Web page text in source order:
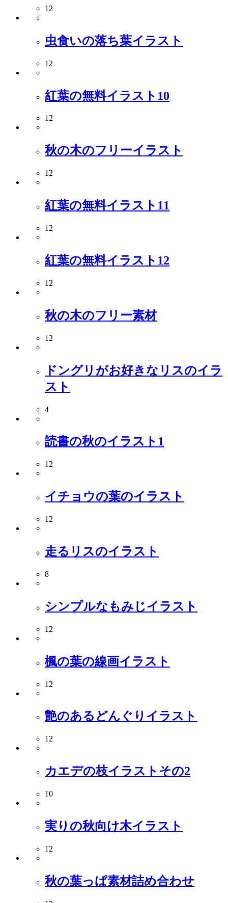
12
虫食いの落ち葉イラスト
12
紅葉の無料イラスト10
12
秋の木のフリーイラスト
12
紅葉の無料イラスト11
12
紅葉の無料イラスト12
12
秋の木のフリー素材
12
ドングリがお好きなリスのイラ
スト
4
読書の秋のイラスト1
12
イチョウの葉のイラスト
12
走るリスのイラスト
8
シンプルなもみじイラスト
12
楓の葉の線画イラスト
12
艶のあるどんぐりイラスト
12
カエデの枝イラストその2
10
実りの秋向け木イラスト
12
秋の葉っぱ素材詰め合わせ